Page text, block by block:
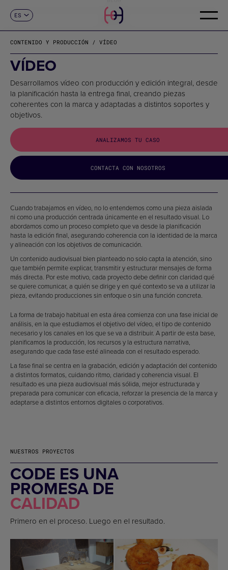
ES
FR
DE
IT
PT
CONTACTO
CONTENIDO Y PRODUCCIÓN / VÍDEO
VÍDEO
Desarrollamos vídeo con producción y edición integral, desde
la planificación hasta la entrega final, creando piezas
coherentes con la marca y adaptadas a distintos soportes y
objetivos.
ANALIZAMOS TU CASO
CONTACTA CON NOSOTROS
Cuando trabajamos en vídeo, no lo entendemos como una pieza aislada
ni como una producción centrada únicamente en el resultado visual. Lo
abordamos como un proceso completo que va desde la planificación
hasta la edición final, asegurando coherencia con la identidad de la marca
y alineación con los objetivos de comunicación.
Un contenido audiovisual bien planteado no solo capta la atención, sino
que también permite explicar, transmitir y estructurar mensajes de forma
más directa. Por este motivo, cada proyecto debe definir con claridad qué
se quiere comunicar, a quién se dirige y en qué contexto se va a utilizar la
pieza, evitando producciones sin enfoque o sin una función concreta.
La forma de trabajo habitual en esta área comienza con una fase inicial de
análisis, en la que estudiamos el objetivo del vídeo, el tipo de contenido
necesario y los canales en los que se va a distribuir. A partir de esta base,
planificamos la producción, los recursos y la estructura narrativa,
asegurando que cada fase esté alineada con el resultado esperado.
La fase final se centra en la grabación, edición y adaptación del contenido
a distintos formatos, cuidando ritmo, claridad y coherencia visual. El
resultado es una pieza audiovisual más sólida, mejor estructurada y
preparada para comunicar con eficacia, reforzar la presencia de la marca y
adaptarse a distintos entornos digitales o corporativos.
NUESTROS PROYECTOS
CODE ES UNA
PROMESA DE
CALIDAD
Primero en el proceso. Luego en el resultado.